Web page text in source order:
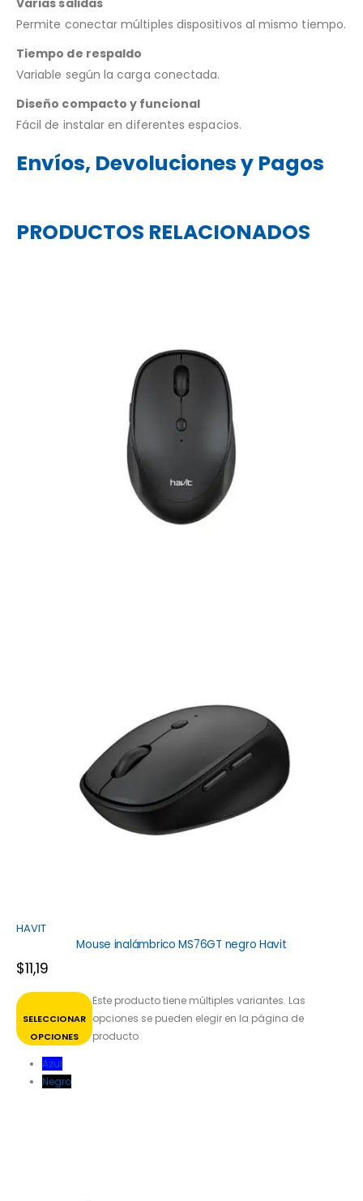
Permite conectar múltiples dispositivos al mismo tiempo.
Tiempo de respaldo
Variable según la carga conectada.
Diseño compacto y funcional
Fácil de instalar en diferentes espacios.
Envíos, Devoluciones y Pagos
PRODUCTOS RELACIONADOS
HAVIT
Mouse inalámbrico MS76GT negro Havit
$11,19
SELECCIONAR
OPCIONES
Este producto tiene múltiples variantes. Las
opciones se pueden elegir en la página de
producto
Azul
Negro